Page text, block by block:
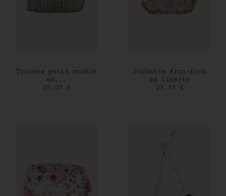
AJOUTER AU PANIER
Trousse petit modèle
en...
Prix
25,00 €
AJOUTER AU PANIER
Pochette frou-frou
en Liberty
Prix
23,33 €